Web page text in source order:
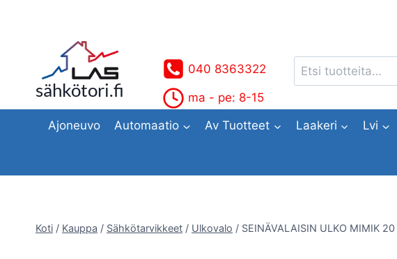
sähkötori.fi
040 8363322
ma - pe: 8-15
Etsi:
Ajoneuvo Automaatio Av Tuotteet Laakeri Lvi
Koti / Kauppa / Sähkötarvikkeet / Ulkovalo / SEINÄVALAISIN ULKO MIMIK